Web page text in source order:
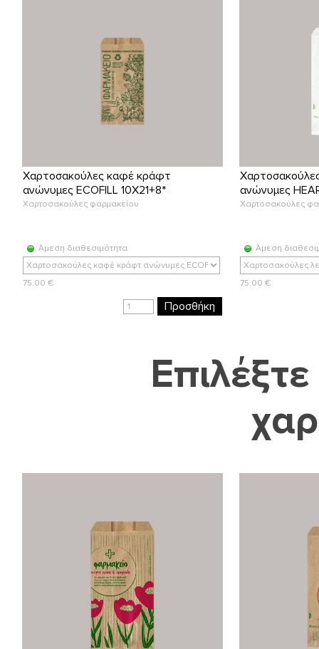
Χαρτοσακούλες καφέ κράφτ
ανώνυμες ECOFILL 10X21+8*
Χαρτοσακούλες φαρμακείου
Άμεση διαθεσιμότητα
75.00 €
Προσθήκη
ανώνυμες
Χαρτοσακούλες
Άμεση
75.00 €